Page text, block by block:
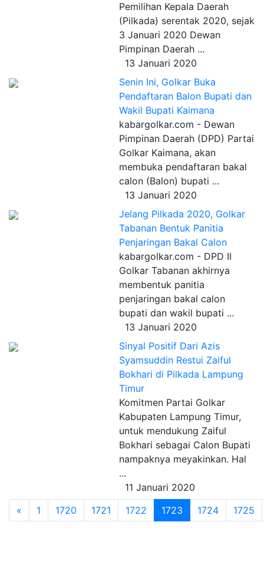
Pemilihan Kepala Daerah
(Pilkada) serentak 2020, sejak
3 Januari 2020 Dewan
Pimpinan Daerah ...
13 Januari 2020
Senin Ini, Golkar Buka
Pendaftaran Balon Bupati dan
Wakil Bupati Kaimana
kabargolkar.com - Dewan
Pimpinan Daerah (DPD) Partai
Golkar Kaimana, akan
membuka pendaftaran bakal
calon (Balon) bupati ...
13 Januari 2020
Jelang Pilkada 2020, Golkar
Tabanan Bentuk Panitia
Penjaringan Bakal Calon
kabargolkar.com - DPD II
Golkar Tabanan akhirnya
membentuk panitia
penjaringan bakal calon
bupati dan wakil bupati ...
13 Januari 2020
Sinyal Positif Dari Azis
Syamsuddin Restui Zaiful
Bokhari di Pilkada Lampung
Timur
Komitmen Partai Golkar
Kabupaten Lampung Timur,
untuk mendukung Zaiful
Bokhari sebagai Calon Bupati
nampaknya meyakinkan. Hal
...
11 Januari 2020
«
1 1720 1721 1722 1723 1724 1725